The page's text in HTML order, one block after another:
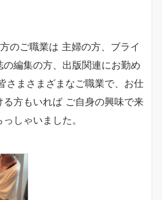
のご職業は 主婦の方、ブライ
編集の方、出版関連にお勤め
さまさまざまなご職業で、お仕
方もいれば ご自身の興味で来
しゃいました。